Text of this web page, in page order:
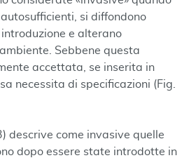
si diffondono
e alterano
Sebbene questa
accettata, se inserita in
necessita di specificazioni (Fig.
descrive come invasive quelle
dopo essere state introdotte in